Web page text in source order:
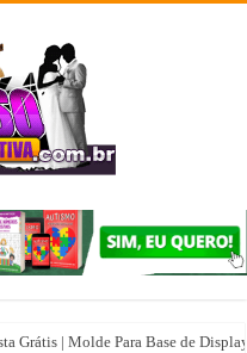
Grátis | Molde Para Base de